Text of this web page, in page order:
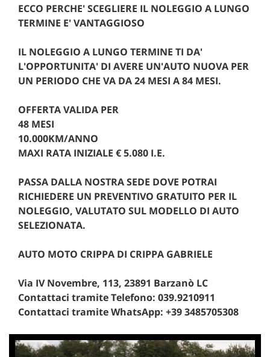
ECCO PERCHE' SCEGLIERE IL NOLEGGIO A LUNGO
TERMINE E' VANTAGGIOSO
IL NOLEGGIO A LUNGO TERMINE TI DA'
L'OPPORTUNITA' DI AVERE UN'AUTO NUOVA PER
UN PERIODO CHE VA DA 24 MESI A 84 MESI.
OFFERTA VALIDA PER
48 MESI
10.000KM/ANNO
MAXI RATA INIZIALE € 5.080 I.E.
PASSA DALLA NOSTRA SEDE DOVE POTRAI
RICHIEDERE UN PREVENTIVO GRATUITO PER IL
NOLEGGIO, VALUTATO SUL MODELLO DI AUTO
SELEZIONATA.
AUTO MOTO CRIPPA DI CRIPPA GABRIELE
Via IV Novembre, 113, 23891 Barzanò LC
Contattaci tramite Telefono: 039.9210911
Contattaci tramite WhatsApp: +39 3485705308